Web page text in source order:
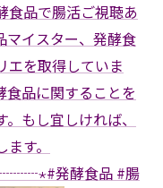
食品で腸活ご視聴あ
マイスター、発酵食
エを取得していま
食品に関することを
もし宜しければ、
す。
発酵食品 #腸